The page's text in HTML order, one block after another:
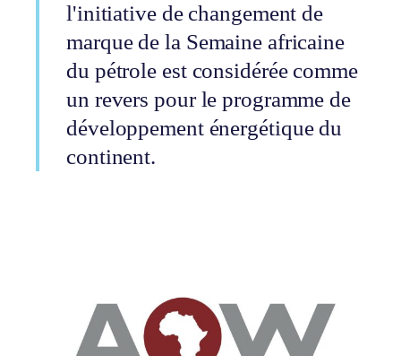
l'initiative de changement de
marque de la Semaine africaine
du pétrole est considérée comme
un revers pour le programme de
développement énergétique du
continent.